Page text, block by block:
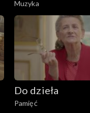
Muzyka
Do dzieła
Pamięć